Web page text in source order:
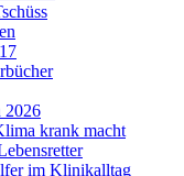
2026
krank macht
im Klinikalltag